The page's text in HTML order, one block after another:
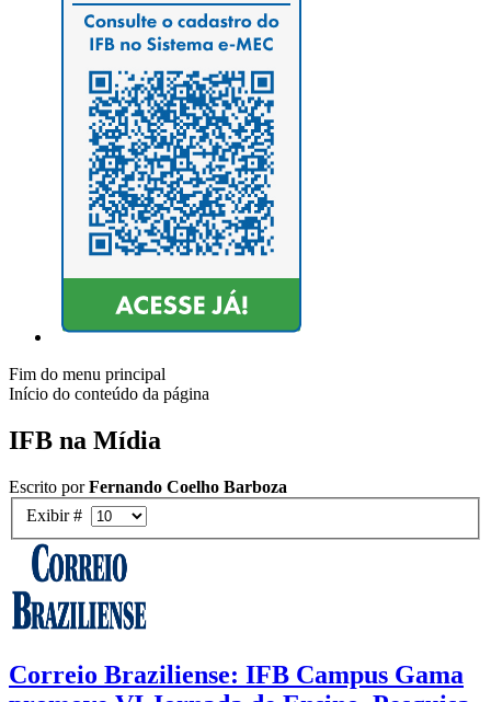
Fim do menu principal
Início do conteúdo da página
IFB na Mídia
Escrito porFernando Coelho Barboza
Exibir #
Correio Braziliense: IFB Campus Gama